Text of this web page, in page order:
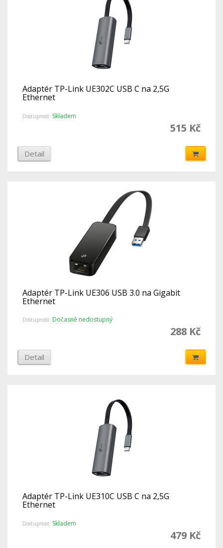
Adaptér TP-Link UE302C USB C na 2,5G
Ethernet
Dostupnost: Skladem
515 Kč
Detail
Adaptér TP-Link UE306 USB 3.0 na Gigabit
Ethernet
Dostupnost: Dočasně nedostupný
288 Kč
Detail
Adaptér TP-Link UE310C USB C na 2,5G
Ethernet
Dostupnost: Skladem
479 Kč